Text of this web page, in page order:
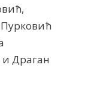
Драган